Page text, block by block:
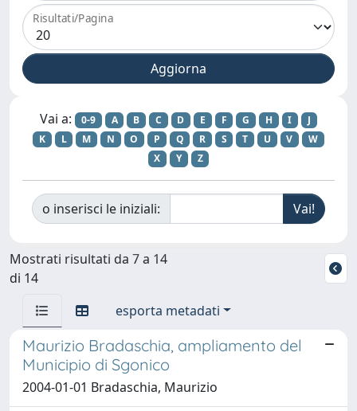
Risultati/Pagina
Vai a: 0-9 A B C D E F G H I
J
K
L M N O P Q R S T U V
W
X
Y Z
o inserisci le iniziali:
Mostrati risultati da 7 a 14
di 14
esporta metadati
Maurizio Bradaschia, ampliamento del
Municipio di Sgonico
2004-01-01 Bradaschia, Maurizio